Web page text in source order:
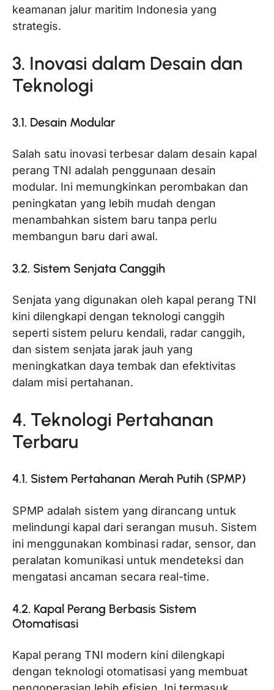
keamanan jalur maritim Indonesia yang
strategis.
3. Inovasi dalam Desain dan
Teknologi
3.1. Desain Modular
Salah satu inovasi terbesar dalam desain kapal
perang TNI adalah penggunaan desain
modular. Ini memungkinkan perombakan dan
peningkatan yang lebih mudah dengan
menambahkan sistem baru tanpa perlu
membangun baru dari awal.
3.2. Sistem Senjata Canggih
Senjata yang digunakan oleh kapal perang TNI
kini dilengkapi dengan teknologi canggih
seperti sistem peluru kendali, radar canggih,
dan sistem senjata jarak jauh yang
meningkatkan daya tembak dan efektivitas
dalam misi pertahanan.
4. Teknologi Pertahanan
Terbaru
4.1. Sistem Pertahanan Merah Putih (SPMP)
SPMP adalah sistem yang dirancang untuk
melindungi kapal dari serangan musuh. Sistem
ini menggunakan kombinasi radar, sensor, dan
peralatan komunikasi untuk mendeteksi dan
mengatasi ancaman secara real-time.
4.2. Kapal Perang Berbasis Sistem
Otomatisasi
Kapal perang TNI modern kini dilengkapi
dengan teknologi otomatisasi yang membuat